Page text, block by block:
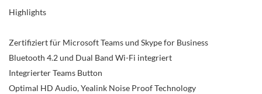
Highlights
Zertifiziert für Microsoft Teams und Skype for Business
Bluetooth 4.2 und Dual Band Wi-Fi integriert
Integrierter Teams Button
Optimal HD Audio, Yealink Noise Proof Technology